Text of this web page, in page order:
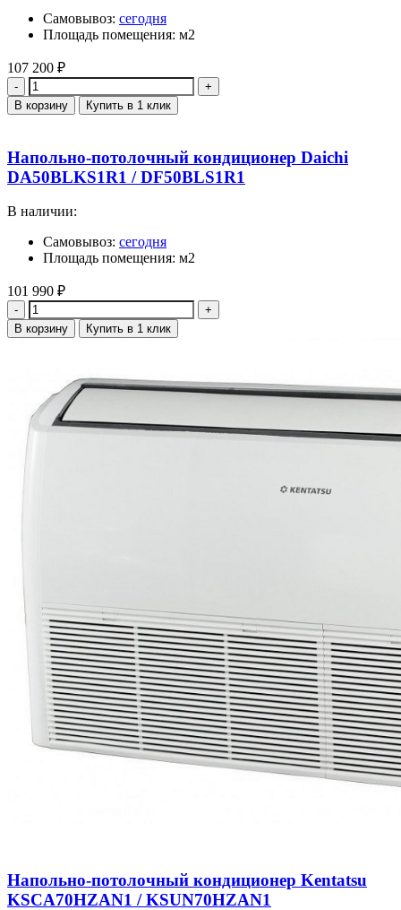
Самовывоз: сегодня
Площадь помещения: м2
107 200 ₽
Количество
В корзину Купить в 1 клик
Напольно-потолочный кондиционер Daichi
DA50BLKS1R1 / DF50BLS1R1
В наличии:
Самовывоз: сегодня
Площадь помещения: м2
101 990 ₽
Количество
В корзину Купить в 1 клик
Напольно-потолочный кондиционер Kentatsu
KSCA70HZAN1 / KSUN70HZAN1